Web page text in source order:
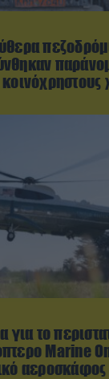
για το
Marine
αεροσκάφος